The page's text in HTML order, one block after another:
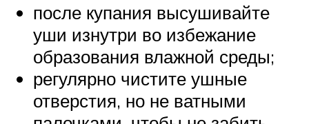
после купания высушивайте
уши изнутри во избежание
образования влажной среды;
регулярно чистите ушные
отверстия, но не ватными